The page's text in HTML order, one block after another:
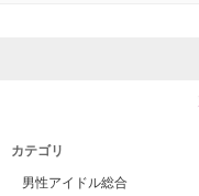
カテゴリ
男性アイドル総合